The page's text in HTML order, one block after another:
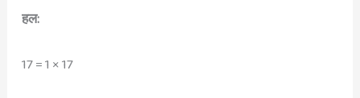
हल:
17 = 1 × 17